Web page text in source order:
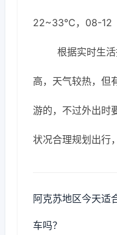
22~33℃，08-12
根据实时生
高，天气较热，但
游的，不过外出时
状况合理规划出行
阿克苏地区今天适
车吗？